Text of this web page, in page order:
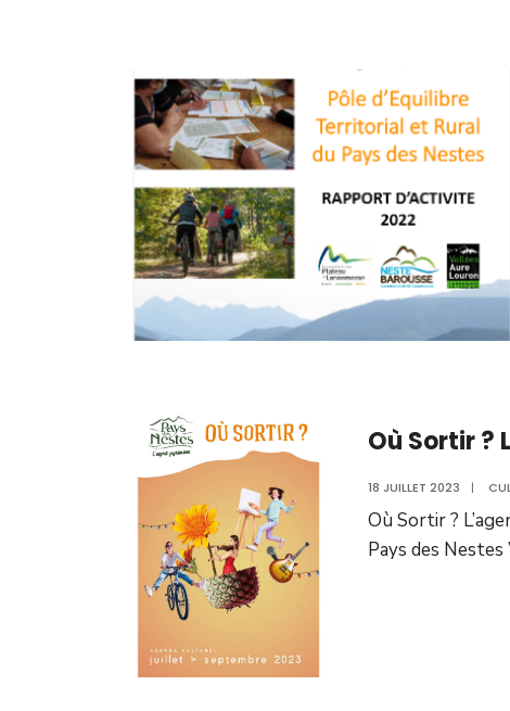
Où Sortir ?
18 JUILLET 2023 |
Où Sortir ?
Pays des Nestes